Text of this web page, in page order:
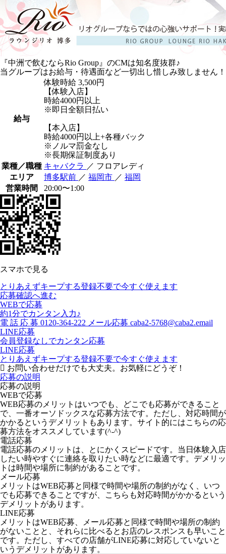
『中洲で飲むならRio Group』のCMは知名度抜群♪
当グループはお給与・待遇面など一切出し惜しみ致しません！
給与
体験時給 3,500円
【体験入店】
時給4000円以上
※即日全額日払い
【本入店】
時給4000円以上+各種バック
※ノルマ罰金なし
※長期保証制度あり
業種／職種 キャバクラ ／ フロアレディ
エリア
博多駅前 ／ 福岡市 ／ 福岡
営業時間
20:00〜1:00
スマホで見る
とりあえずキープする登録不要で今すぐ使えます
応募確認へ進む
WEBで応募
約1分でカンタン入力♪
電 話 応 募 0120-364-222 メール応募 caba2-5768@caba2.email
LINE応募
会員登録なしでカンタン応募
LINE応募
とりあえずキープする登録不要で今すぐ使えます
お問い合わせだけでも大丈夫。お気軽にどうぞ！
応募の説明
応募の説明
WEBで応募
WEB応募のメリットはいつでも、どこでも応募ができること
で、一番オーソドックスな応募方法です。ただし、対応時間が
かかるというデメリットもあります。サイト的にはこちらの応
募方法をオススメしています(^-^)
電話応募
電話応募のメリットは、とにかくスピードです。当日体験入店
したい時やすぐに連絡を取りたい時などに最適です。デメリッ
トは時間や場所に制約があることです。
メール応募
メリットはWEB応募と同様で時間や場所の制約がなく、いつ
でも応募できることですが、こちらも対応時間がかかるという
デメリットがあります。
LINE応募
メリットはWEB応募、メール応募と同様で時間や場所の制約
がないことと、それらに比べるとお店のレスポンスも早いこと
です。ただし、すべての店舗がLINE応募に対応していないと
いうデメリットがあります。